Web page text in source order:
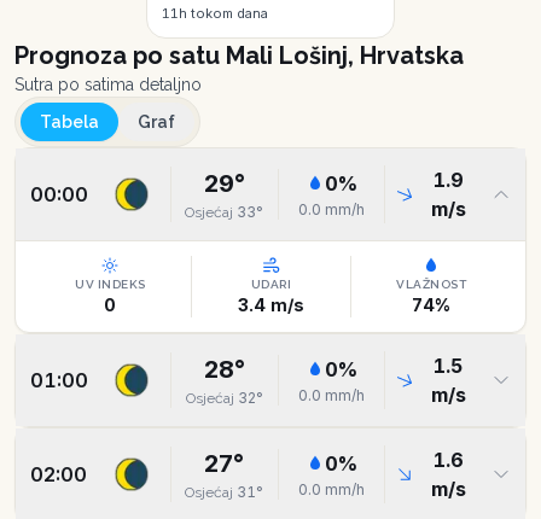
11h tokom dana
Prognoza po satu Mali Lošinj, Hrvatska
Sutra po satima detaljno
Tabela
Graf
00:00 29°
Osjećaj 33°
0%
0.0 mm/h
1.9
m/s
UV INDEKS
0
UDARI
3.4m/s
VLAŽNOST
74%
01:00 28°
Osjećaj 32°
0%
0.0 mm/h
1.5
m/s
02:00 27°
Osjećaj 31°
0%
0.0 mm/h
1.6
m/s